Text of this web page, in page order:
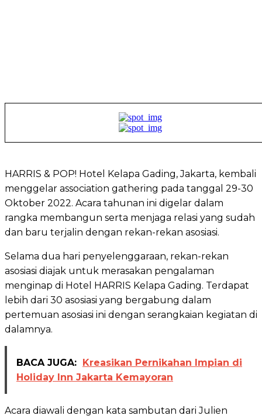
HARRIS & POP! Hotel Kelapa Gading, Jakarta, kembali
menggelar association gathering pada tanggal 29-30
Oktober 2022. Acara tahunan ini digelar dalam
rangka membangun serta menjaga relasi yang sudah
dan baru terjalin dengan rekan-rekan asosiasi.
Selama dua hari penyelenggaraan, rekan-rekan
asosiasi diajak untuk merasakan pengalaman
menginap di Hotel HARRIS Kelapa Gading. Terdapat
lebih dari 30 asosiasi yang bergabung dalam
pertemuan asosiasi ini dengan serangkaian kegiatan di
dalamnya.
BACA JUGA: Kreasikan Pernikahan Impian di
Holiday Inn Jakarta Kemayoran
Acara diawali dengan kata sambutan dari Julien